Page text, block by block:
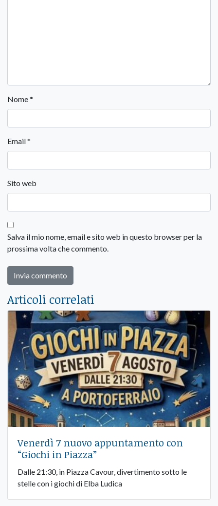
Nome*
Email*
Sito web
Salva il mio nome, email e sito web in questo browser per la
prossima volta che commento.
Articoli correlati
Venerdì 7 nuovo appuntamento con
“Giochi in Piazza”
Dalle 21:30, in Piazza Cavour, divertimento sotto le
stelle con i giochi di Elba Ludica